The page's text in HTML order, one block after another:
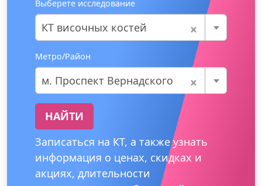
Выберете исследование
×
КТ височных костей
Метро/Район
×
м. Проспект Вернадского
НАЙТИ
Записаться на КТ, а также узнать
информация о ценах, скидках и
акциях, длительности